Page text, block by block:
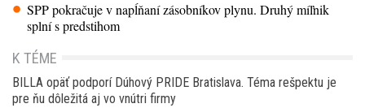
SPP pokračuje v napĺňaní zásobníkov plynu. Druhý míľnik
splní s predstihom
K TÉME
BILLA opäť podporí Dúhový PRIDE Bratislava. Téma rešpektu je
pre ňu dôležitá aj vo vnútri firmy